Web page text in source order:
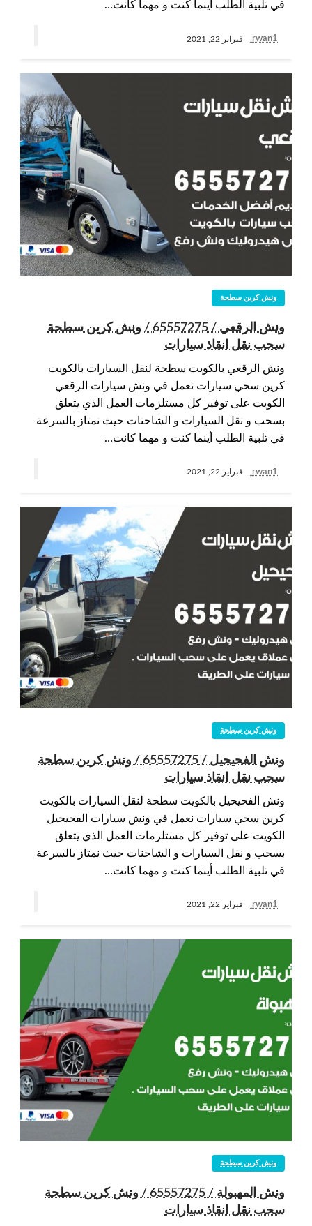
في تلبية الطلب أينما كنت و مهما كانت…
rwan1 فبراير 22, 2021
ونش كرين سطحة
ونش الرقعي / 65557275 / ونش كرين سطحة
سحب نقل انقاذ سيارات
ونش الرقعي بالكويت سطحة لنقل السيارات بالكويت
كرين سحي سيارات نعمل في ونش سيارات الرقعي
الكويت على توفير كل مستلزمات العمل الذي يتعلق
بسحب و نقل السيارات و الشاحنات حيث نمتاز بالسرعة
في تلبية الطلب أينما كنت و مهما كانت…
rwan1 فبراير 22, 2021
ونش كرين سطحة
ونش الفحيحيل / 65557275 / ونش كرين سطحة
سحب نقل انقاذ سيارات
ونش الفحيحيل بالكويت سطحة لنقل السيارات بالكويت
كرين سحي سيارات نعمل في ونش سيارات الفحيحيل
الكويت على توفير كل مستلزمات العمل الذي يتعلق
بسحب و نقل السيارات و الشاحنات حيث نمتاز بالسرعة
في تلبية الطلب أينما كنت و مهما كانت…
rwan1 فبراير 22, 2021
ونش كرين سطحة
ونش المهبولة / 65557275 / ونش كرين سطحة
سحب نقل انقاذ سيارات